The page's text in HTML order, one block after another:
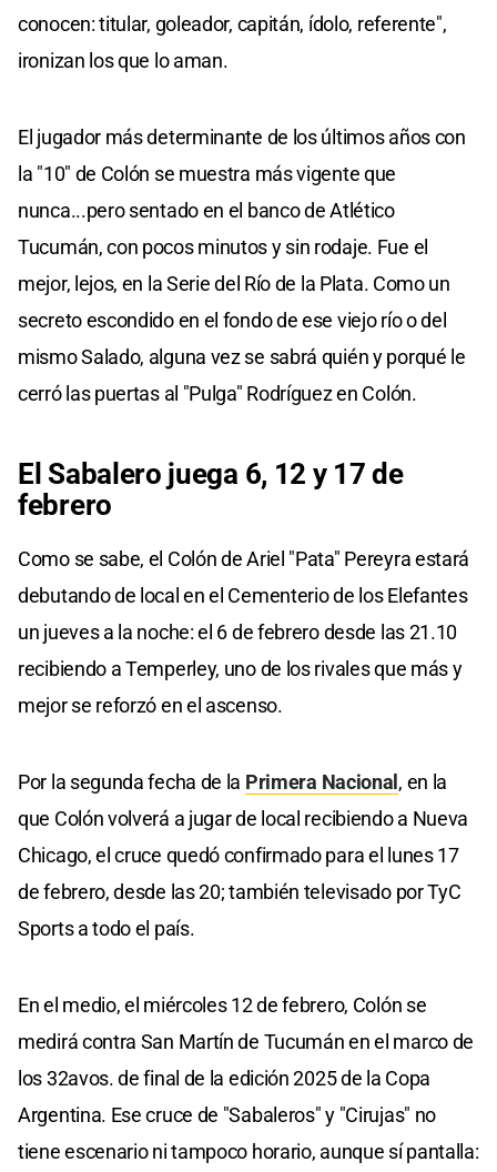
conocen: titular, goleador, capitán, ídolo, referente",
ironizan los que lo aman.
El jugador más determinante de los últimos años con
la "10" de Colón se muestra más vigente que
nunca...pero sentado en el banco de Atlético
Tucumán, con pocos minutos y sin rodaje. Fue el
mejor, lejos, en la Serie del Río de la Plata. Como un
secreto escondido en el fondo de ese viejo río o del
mismo Salado, alguna vez se sabrá quién y porqué le
cerró las puertas al "Pulga" Rodríguez en Colón.
El Sabalero juega 6, 12 y 17 de
febrero
Como se sabe, el Colón de Ariel "Pata" Pereyra estará
debutando de local en el Cementerio de los Elefantes
un jueves a la noche: el 6 de febrero desde las 21.10
recibiendo a Temperley, uno de los rivales que más y
mejor se reforzó en el ascenso.
Por la segunda fecha de la Primera Nacional, en la
que Colón volverá a jugar de local recibiendo a Nueva
Chicago, el cruce quedó confirmado para el lunes 17
de febrero, desde las 20; también televisado por TyC
Sports a todo el país.
En el medio, el miércoles 12 de febrero, Colón se
medirá contra San Martín de Tucumán en el marco de
los 32avos. de final de la edición 2025 de la Copa
Argentina. Ese cruce de "Sabaleros" y "Cirujas" no
tiene escenario ni tampoco horario, aunque sí pantalla: